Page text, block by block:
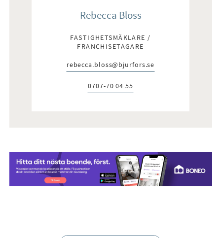
Rebecca Bloss
FASTIGHETSMÄKLARE /
FRANCHISETAGARE
E-post:
rebecca.bloss@bjurfors.se
Telefon:
0707-70 04 55